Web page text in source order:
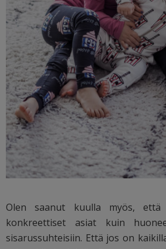
Olen saanut kuulla myös, että
konkreettiset asiat kuin
sisarussuhteisiin. Että jos on